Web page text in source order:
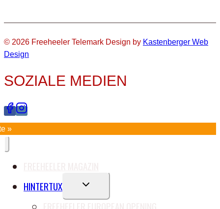
© 2026 Freeheeler Telemark Design by Kastenberger Web
Design
SOZIALE MEDIEN
»
HINTERTUX
UNTERMENÜ
UMSCHALTEN